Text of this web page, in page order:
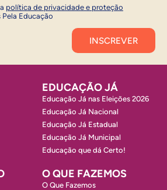
política de privacidade e proteção
Educação
EDUCAÇÃO JÁ
Educação Já nas Eleições 2026
Educação Já Nacional
Educação Já Estadual
Educação Já Municipal
Educação que dá Certo!
O QUE FAZEMOS
O Que Fazemos